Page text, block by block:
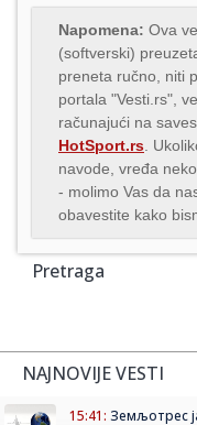
Napomena: Ova
(softverski)
preneta ručno, niti
portala "Vesti.rs",
računajući na
HotSport.rs .
navode, vređa
- molimo Vas da
obavestite kako
Pretraga
NAJNOVIJE VESTI
15:41: Земљотрес